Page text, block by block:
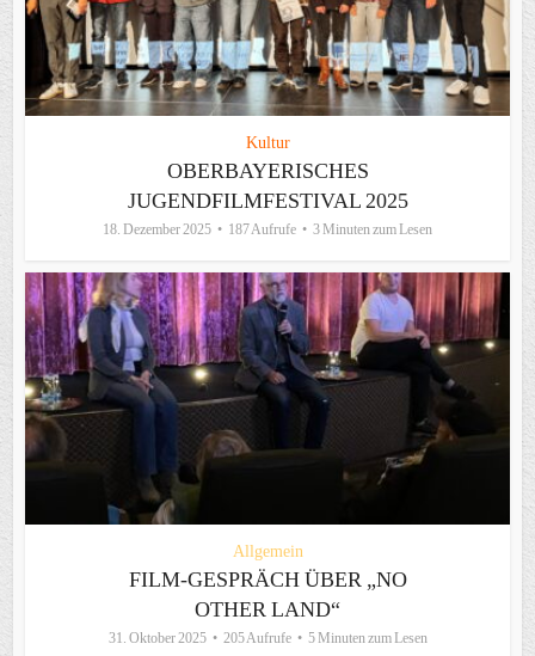
Kultur
OBERBAYERISCHES
JUGENDFILMFESTIVAL 2025
18. Dezember 2025 187 Aufrufe 3 Minuten zum Lesen
Allgemein
FILM-GESPRÄCH ÜBER „NO
OTHER LAND“
31. Oktober 2025 205 Aufrufe 5 Minuten zum Lesen